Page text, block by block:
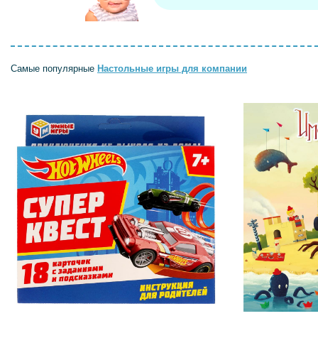
Самые популярные Настольные игры для компании